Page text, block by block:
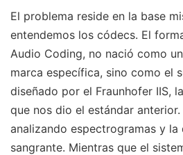
El problema reside en la base
entendemos los códecs. El
Audio Coding, no nació como
marca específica, sino como el
diseñado por el Fraunhofer IIS,
que nos dio el estándar
analizando espectrogramas y la
sangrante. Mientras que el